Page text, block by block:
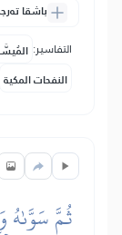
باشقا
التفاسير:
النفحات المكية
ثُمَّ